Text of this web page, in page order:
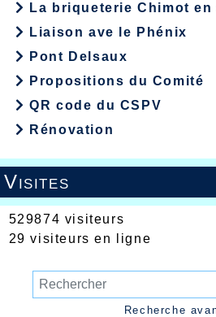
La briqueterie Chimot en
Liaison ave le Phénix
Pont Delsaux
Propositions du Comité
QR code du CSPV
Rénovation
Visites
529874 visiteurs
29 visiteurs en ligne
Recherche